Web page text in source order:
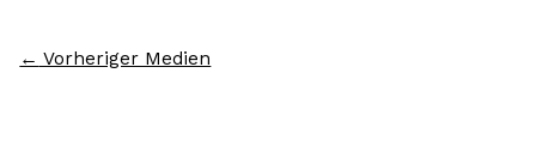
← Vorheriger Medien